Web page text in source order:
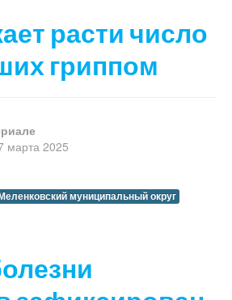
расти число
гриппом
марта 2025
муниципальный округ